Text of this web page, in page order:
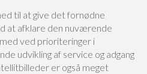
til at give det fornødne
at afklare den nuværende
ved prioriteringer i
udvikling af service og adgang
er også meget